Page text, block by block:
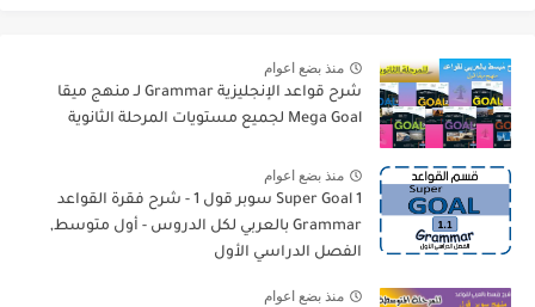
منذ بضع اعوام
شرح قواعد الإنجليزية Grammar لـ منهج ميقا
Mega Goal لجميع مستويات المرحلة الثانوية
منذ بضع اعوام
Super Goal 1 سوبر قول 1 - شرح فقرة القواعد
Grammar بالعربي لكل الدروس - أول متوسط,
الفصل الدراسي الأول
منذ بضع اعوام